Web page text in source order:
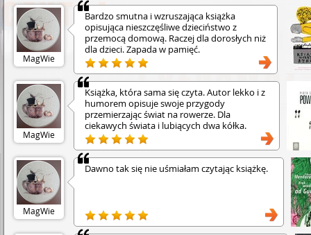
MagWie
Bardzo smutna i wzruszająca książka
opisująca nieszczęśliwe dzieciństwo z
przemocą domową. Raczej dla dorosłych niż
dla dzieci. Zapada w pamięć.
MagWie
Książka, która sama się czyta. Autor lekko i z
humorem opisuje swoje przygody
przemierzając świat na rowerze. Dla
ciekawych świata i lubiących dwa kółka.
MagWie
Dawno tak się nie uśmiałam czytając książkę.